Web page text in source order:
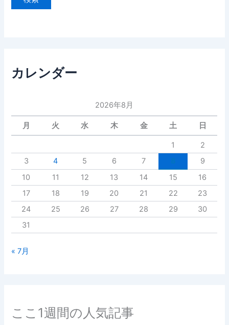
カレンダー
2026年8月
月 火 水 木 金 土 日
1
2
3
4 5 6 7
9
10
11 12 13 14 15
16
17
18 19 20 21 22
23
24
25 26 27 28 29
30
31
« 7月
ここ1週間の人気記事